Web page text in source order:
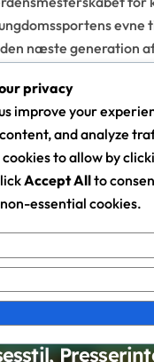
evne
næste generation
17 kvinder:
privacy
improve your
and analyze
to allow by
Accept Allto
essential cookies.